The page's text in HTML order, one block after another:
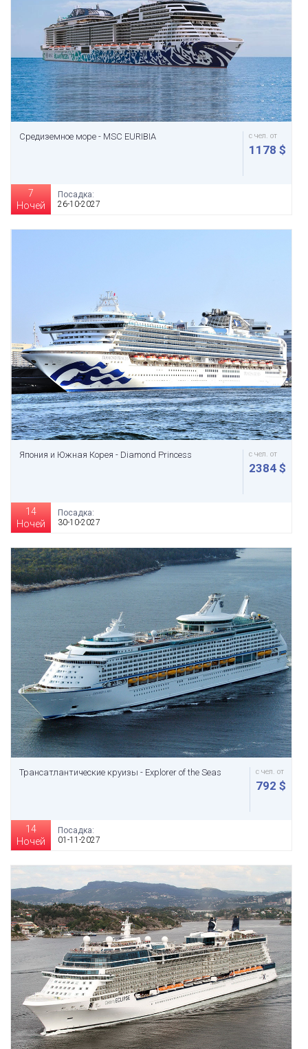
Средиземное море - MSC EURIBIA с чел. от
1178 $
7
Ночей
Посадка:
26-10-2027
Япония и Южная Корея - Diamond Princess с чел. от
2384 $
14
Ночей
Посадка:
30-10-2027
Трансатлантические круизы - Explorer of the Seas с чел. от
792 $
14
Ночей
Посадка:
01-11-2027